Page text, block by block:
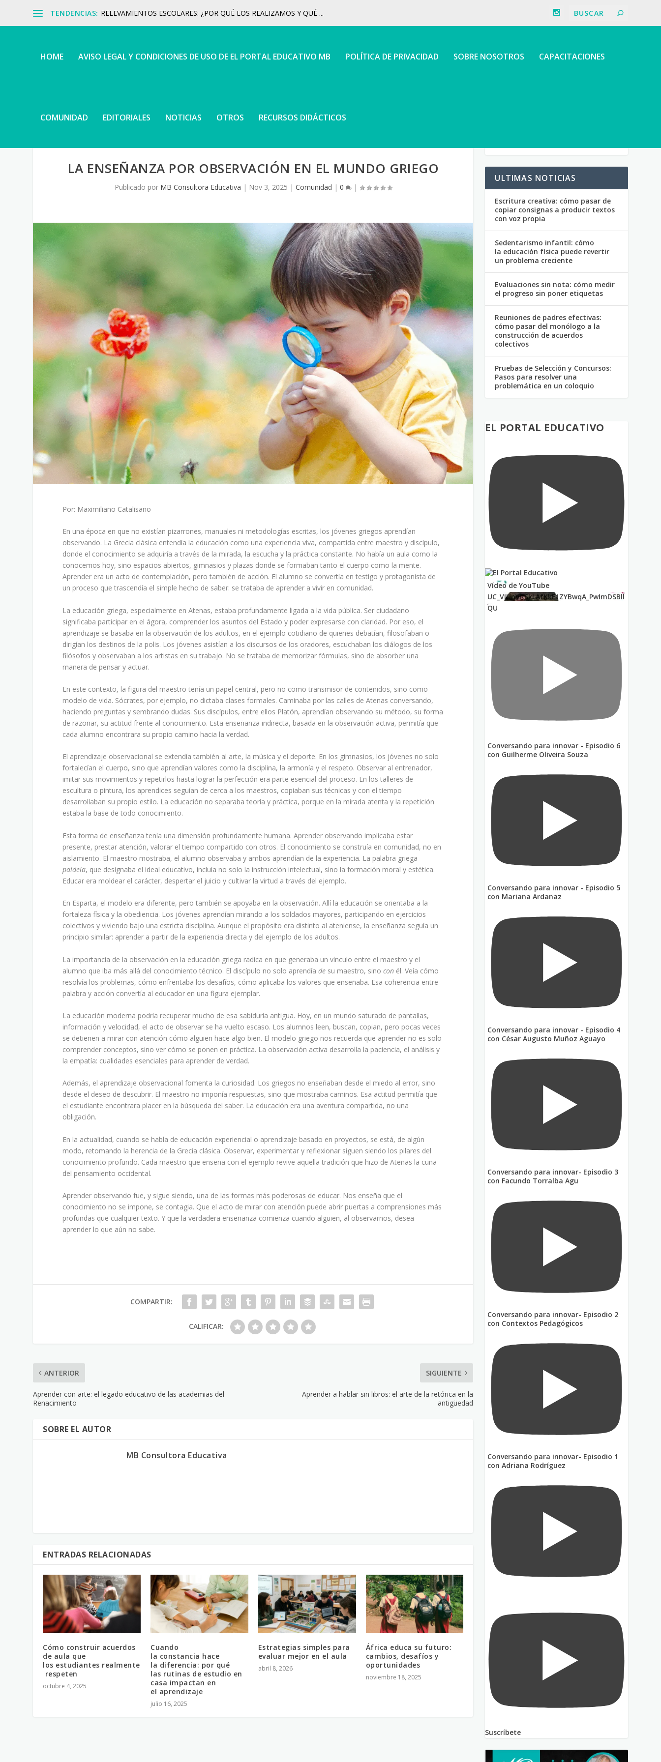
TENDENCIAS: RELEVAMIENTOS ESCOLARES: ¿POR QUÉ LOS REALIZAMOS Y QUÉ ...
HOME AVISO LEGAL Y CONDICIONES DE USO DE EL PORTAL EDUCATIVO MB POLÍTICA DE PRIVACIDAD SOBRE NOSOTROS CAPACITACIONES
COMUNIDAD EDITORIALES NOTICIAS OTROS RECURSOS DIDÁCTICOS
LA ENSEÑANZA POR OBSERVACIÓN EN EL MUNDO GRIEGO
Publicado por MB Consultora Educativa | Nov 3, 2025 | Comunidad | 0 |
Por: Maximiliano Catalisano
En una época en que no existían pizarrones, manuales ni metodologías escritas, los jóvenes griegos aprendían
observando. La Grecia clásica entendía la educación como una experiencia viva, compartida entre maestro y discípulo,
donde el conocimiento se adquiría a través de la mirada, la escucha y la práctica constante. No había un aula como la
conocemos hoy, sino espacios abiertos, gimnasios y plazas donde se formaban tanto el cuerpo como la mente.
Aprender era un acto de contemplación, pero también de acción. El alumno se convertía en testigo y protagonista de
un proceso que trascendía el simple hecho de saber: se trataba de aprender a vivir en comunidad.
La educación griega, especialmente en Atenas, estaba profundamente ligada a la vida pública. Ser ciudadano
significaba participar en el ágora, comprender los asuntos del Estado y poder expresarse con claridad. Por eso, el
aprendizaje se basaba en la observación de los adultos, en el ejemplo cotidiano de quienes debatían, filosofaban o
dirigían los destinos de la polis. Los jóvenes asistían a los discursos de los oradores, escuchaban los diálogos de los
filósofos y observaban a los artistas en su trabajo. No se trataba de memorizar fórmulas, sino de absorber una
manera de pensar y actuar.
En este contexto, la figura del maestro tenía un papel central, pero no como transmisor de contenidos, sino como
modelo de vida. Sócrates, por ejemplo, no dictaba clases formales. Caminaba por las calles de Atenas conversando,
haciendo preguntas y sembrando dudas. Sus discípulos, entre ellos Platón, aprendían observando su método, su forma
de razonar, su actitud frente al conocimiento. Esta enseñanza indirecta, basada en la observación activa, permitía que
cada alumno encontrara su propio camino hacia la verdad.
El aprendizaje observacional se extendía también al arte, la música y el deporte. En los gimnasios, los jóvenes no solo
fortalecían el cuerpo, sino que aprendían valores como la disciplina, la armonía y el respeto. Observar al entrenador,
imitar sus movimientos y repetirlos hasta lograr la perfección era parte esencial del proceso. En los talleres de
escultura o pintura, los aprendices seguían de cerca a los maestros, copiaban sus técnicas y con el tiempo
desarrollaban su propio estilo. La educación no separaba teoría y práctica, porque en la mirada atenta y la repetición
estaba la base de todo conocimiento.
Esta forma de enseñanza tenía una dimensión profundamente humana. Aprender observando implicaba estar
presente, prestar atención, valorar el tiempo compartido con otros. El conocimiento se construía en comunidad, no en
aislamiento. El maestro mostraba, el alumno observaba y ambos aprendían de la experiencia. La palabra griega
paideia, que designaba el ideal educativo, incluía no solo la instrucción intelectual, sino la formación moral y estética.
Educar era moldear el carácter, despertar el juicio y cultivar la virtud a través del ejemplo.
En Esparta, el modelo era diferente, pero también se apoyaba en la observación. Allí la educación se orientaba a la
fortaleza física y la obediencia. Los jóvenes aprendían mirando a los soldados mayores, participando en ejercicios
colectivos y viviendo bajo una estricta disciplina. Aunque el propósito era distinto al ateniense, la enseñanza seguía un
principio similar: aprender a partir de la experiencia directa y del ejemplo de los adultos.
La importancia de la observación en la educación griega radica en que generaba un vínculo entre el maestro y el
alumno que iba más allá del conocimiento técnico. El discípulo no solo aprendíade su maestro, sinocon él. Veía cómo
resolvía los problemas, cómo enfrentaba los desafíos, cómo aplicaba los valores que enseñaba. Esa coherencia entre
palabra y acción convertía al educador en una figura ejemplar.
La educación moderna podría recuperar mucho de esa sabiduría antigua. Hoy, en un mundo saturado de pantallas,
información y velocidad, el acto de observar se ha vuelto escaso. Los alumnos leen, buscan, copian, pero pocas veces
se detienen a mirar con atención cómo alguien hace algo bien. El modelo griego nos recuerda que aprender no es solo
comprender conceptos, sino ver cómo se ponen en práctica. La observación activa desarrolla la paciencia, el análisis y
la empatía: cualidades esenciales para aprender de verdad.
Además, el aprendizaje observacional fomenta la curiosidad. Los griegos no enseñaban desde el miedo al error, sino
desde el deseo de descubrir. El maestro no imponía respuestas, sino que mostraba caminos. Esa actitud permitía que
el estudiante encontrara placer en la búsqueda del saber. La educación era una aventura compartida, no una
obligación.
En la actualidad, cuando se habla de educación experiencial o aprendizaje basado en proyectos, se está, de algún
modo, retomando la herencia de la Grecia clásica. Observar, experimentar y reflexionar siguen siendo los pilares del
conocimiento profundo. Cada maestro que enseña con el ejemplo revive aquella tradición que hizo de Atenas la cuna
del pensamiento occidental.
Aprender observando fue, y sigue siendo, una de las formas más poderosas de educar. Nos enseña que el
conocimiento no se impone, se contagia. Que el acto de mirar con atención puede abrir puertas a comprensiones más
profundas que cualquier texto. Y que la verdadera enseñanza comienza cuando alguien, al observarnos, desea
aprender lo que aún no sabe.
COMPARTIR:
CALIFICAR:
ANTERIOR
Aprender con arte: el legado educativo de las academias del
Renacimiento
SIGUIENTE
Aprender a hablar sin libros: el arte de la retórica en la
antigüedad
SOBRE EL AUTOR
MB Consultora Educativa
ENTRADAS RELACIONADAS
Cómo construir acuerdos
de aula que
los estudiantes realmente
respeten
octubre 4, 2025
Cuando
la constancia hace
la diferencia: por qué
las rutinas de estudio en
casa impactan en
el aprendizaje
julio 16, 2025
Estrategias simples para
evaluar mejor en el aula
abril 8, 2026
África educa su futuro:
cambios, desafíos y
oportunidades
noviembre 18, 2025
ULTIMAS NOTICIAS
Escritura creativa: cómo pasar de
copiar consignas a producir textos
con voz propia
Sedentarismo infantil: cómo
la educación física puede revertir
un problema creciente
Evaluaciones sin nota: cómo medir
el progreso sin poner etiquetas
Reuniones de padres efectivas:
cómo pasar del monólogo a la
construcción de acuerdos
colectivos
Pruebas de Selección y Concursos:
Pasos para resolver una
problemática en un coloquio
EL PORTAL EDUCATIVO
Vídeo de YouTube
UC_VIUnVRSkLAfKkF1ZYBwqA_PwImDSBll
QU
Conversando para innovar - Episodio 6
con Guilherme Oliveira Souza
Conversando para innovar - Episodio 5
con Mariana Ardanaz
Conversando para innovar - Episodio 4
con César Augusto Muñoz Aguayo
Conversando para innovar- Episodio 3
con Facundo Torralba Agu
Conversando para innovar- Episodio 2
con Contextos Pedagógicos
Conversando para innovar- Episodio 1
con Adriana Rodríguez
Suscríbete